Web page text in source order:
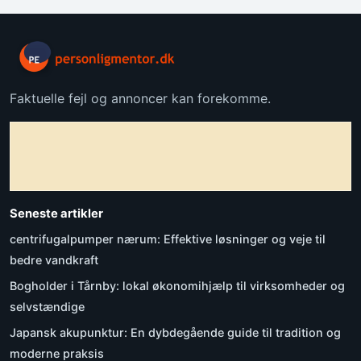
Faktuelle fejl og annoncer kan forekomme.
Seneste artikler
centrifugalpumper nærum: Effektive løsninger og veje til
bedre vandkraft
Bogholder i Tårnby: lokal økonomihjælp til virksomheder og
selvstændige
Japansk akupunktur: En dybdegående guide til tradition og
moderne praksis